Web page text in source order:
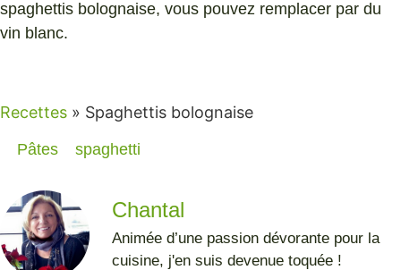
spaghettis bolognaise, vous pouvez remplacer par du
vin blanc.
Recettes » Spaghettis bolognaise
Pâtes spaghetti
Chantal
Animée d’une passion dévorante pour la
cuisine, j'en suis devenue toquée !